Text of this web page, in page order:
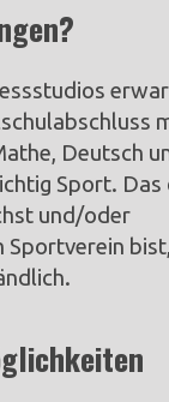
Deutsch
Sport. Das
und/oder
Sportverein